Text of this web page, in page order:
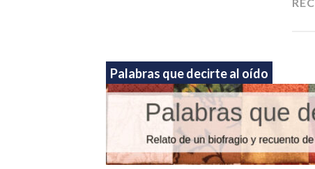
Palabras que decirte al oído